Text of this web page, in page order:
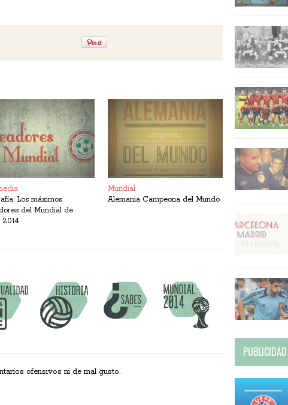
Los máximos
del Mundial de
Mundial
Alemania Campeona del Mundo
ofensivos ni de mal gusto.
PUBLICIDAD